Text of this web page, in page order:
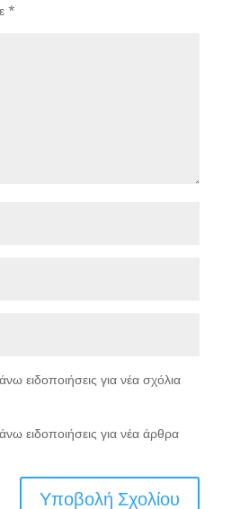
*
ειδοποιήσεις για νέα σχόλια
ειδοποιήσεις για νέα άρθρα